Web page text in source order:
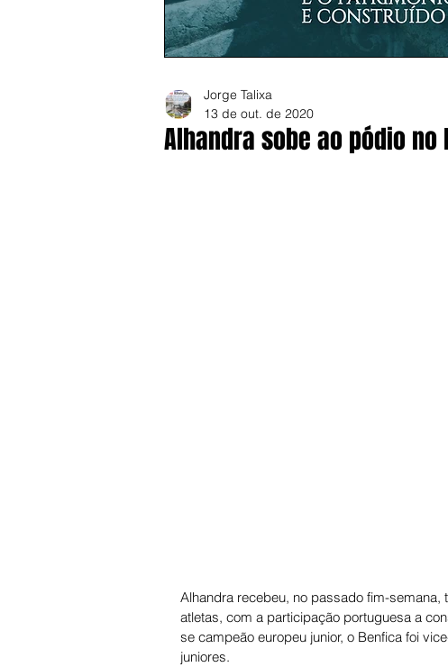
Alhandra sobe ao pódio no
Jorge Talixa
13 de out. de 2020
Alhandra recebeu, no passado fim-
atletas, com a participação portuguesa a
se campeão europeu junior, o Benfica foi
juniores.